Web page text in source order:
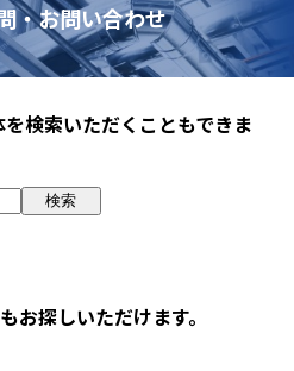
・お問い合わせ
検索いただくこともできま
検索
お探しいただけます。